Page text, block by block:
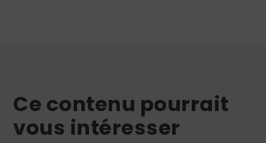
Ce contenu pourrait
vous intéresser